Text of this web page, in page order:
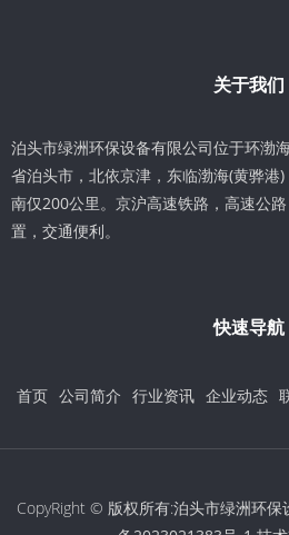
关于我们
泊头市绿洲环保设备有限公司位于环渤
省泊头市，北依京津，东临渤海(黄骅港
南仅200公里。京沪高速铁路，高速公
置，交通便利。
快速导航
首页 公司简介 行业资讯 企业动态
CopyRight © 版权所有:泊头市绿洲环保